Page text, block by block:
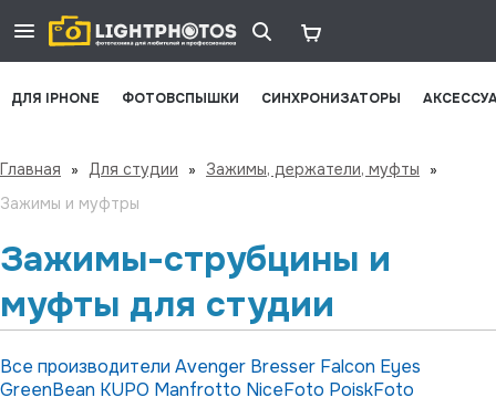
ДЛЯ IPHONE ФОТОВСПЫШКИ СИНХРОНИЗАТОРЫ
Главная » Для студии » Зажимы, держатели, муфты
»
Зажимы и муфтры
Зажимы-струбцины и
муфты для студии
Все производители Avenger Bresser Falcon Eyes
GreenBean KUPO Manfrotto NiceFoto PoiskFoto